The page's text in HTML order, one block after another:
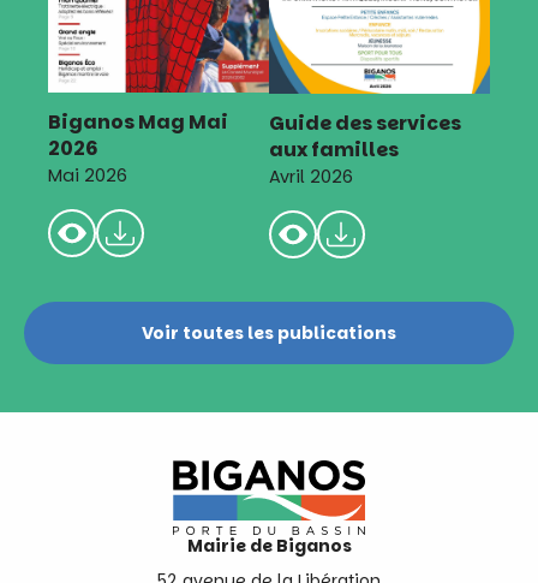
Biganos Mag Mai
2026
Mai 2026
Guide des services
aux familles
Avril 2026
Voir toutes les publications
Mairie de Biganos